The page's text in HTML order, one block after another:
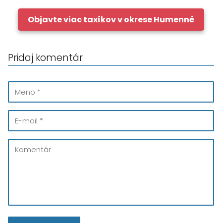
Objavte viac taxíkov v okrese Humenné
Pridaj komentár